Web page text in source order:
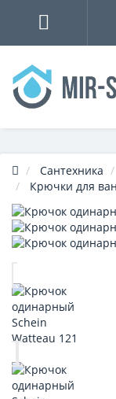
Сантехника
Крючки для